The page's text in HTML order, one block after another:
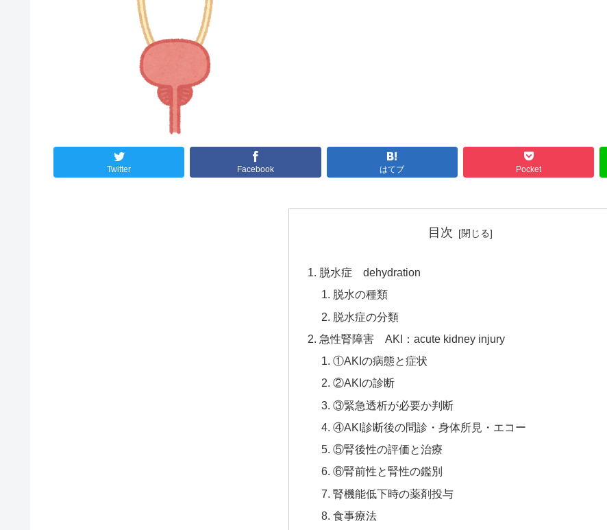
Twitter Facebook はてブ Pocket
目次
脱水症 dehydration
脱水の種類
脱水症の分類
急性腎障害 AKI：acute kidney injury
①AKIの病態と症状
②AKIの診断
③緊急透析が必要か判断
④AKI診断後の問診・身体所見・エコー
⑤腎後性の評価と治療
⑥腎前性と腎性の鑑別
腎機能低下時の薬剤投与
食事療法